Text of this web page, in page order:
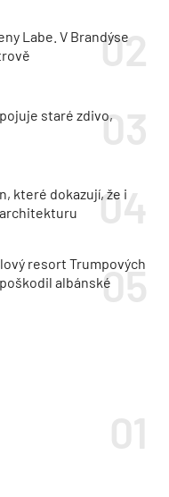
Labe. V Brandýse
staré zdivo,
které dokazují, že i
resort Trumpových
albánské